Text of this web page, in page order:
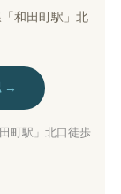
和田町駅」北
→
町駅」北口徒歩